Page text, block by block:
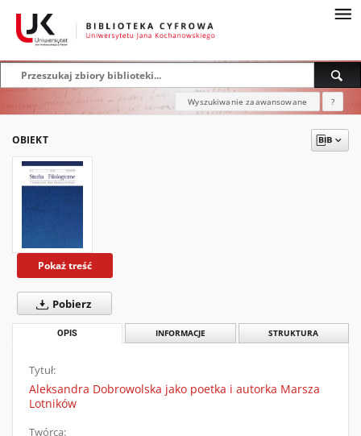
Wyszukiwanie zaawansowane ?
OBIEKT
Pokaż treść
Pobierz
OPIS INFORMACJE STRUKTURA
Tytuł:
Aleksandra Dobrowolska jako poetka i autorka Marsza
Lotników
Twórca: